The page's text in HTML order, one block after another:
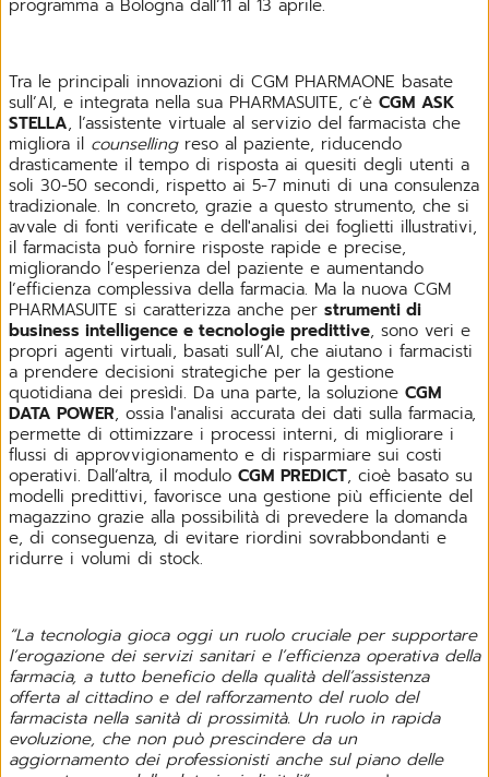
programma a Bologna dall’11 al 13 aprile.
Tra le principali innovazioni di CGM PHARMAONE basate
sull’AI, e integrata nella sua PHARMASUITE, c’è CGM ASK
STELLA, l’assistente virtuale al servizio del farmacista che
migliora il counselling reso al paziente, riducendo
drasticamente il tempo di risposta ai quesiti degli utenti a
soli 30-50 secondi, rispetto ai 5-7 minuti di una consulenza
tradizionale. In concreto, grazie a questo strumento, che si
avvale di fonti verificate e dell'analisi dei foglietti illustrativi,
il farmacista può fornire risposte rapide e precise,
migliorando l’esperienza del paziente e aumentando
l’efficienza complessiva della farmacia. Ma la nuova CGM
PHARMASUITE si caratterizza anche per strumenti di
business intelligence e tecnologie predittive, sono veri e
propri agenti virtuali, basati sull’AI, che aiutano i farmacisti
a prendere decisioni strategiche per la gestione
quotidiana dei presìdi. Da una parte, la soluzione CGM
DATA POWER, ossia l'analisi accurata dei dati sulla farmacia,
permette di ottimizzare i processi interni, di migliorare i
flussi di approvvigionamento e di risparmiare sui costi
operativi. Dall’altra, il modulo CGM PREDICT, cioè basato su
modelli predittivi, favorisce una gestione più efficiente del
magazzino grazie alla possibilità di prevedere la domanda
e, di conseguenza, di evitare riordini sovrabbondanti e
ridurre i volumi di stock.
“La tecnologia gioca oggi un ruolo cruciale per supportare
l’erogazione dei servizi sanitari e l’efficienza operativa della
farmacia, a tutto beneficio della qualità dell’assistenza
offerta al cittadino e del rafforzamento del ruolo del
farmacista nella sanità di prossimità. Un ruolo in rapida
evoluzione, che non può prescindere da un
aggiornamento dei professionisti anche sul piano delle